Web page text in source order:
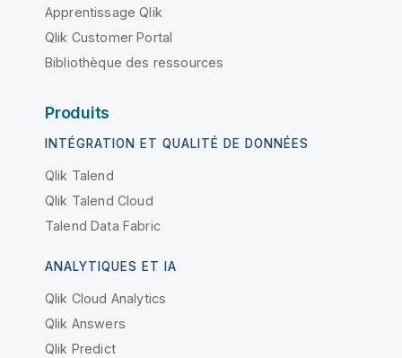
Apprentissage Qlik
Qlik Customer Portal
Bibliothèque des ressources
Produits
INTÉGRATION ET QUALITÉ DE DONNÉES
Qlik Talend
Qlik Talend Cloud
Talend Data Fabric
ANALYTIQUES ET IA
Qlik Cloud Analytics
Qlik Answers
Qlik Predict